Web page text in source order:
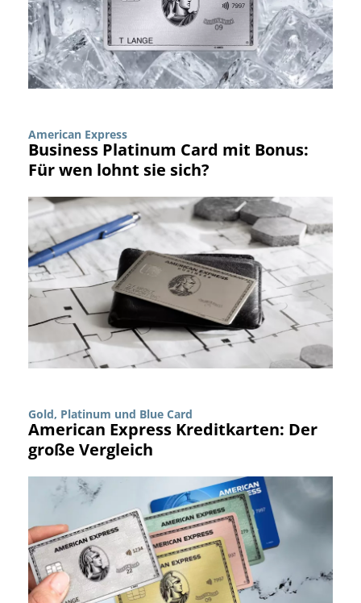
American Express
Business Platinum Card mit Bonus:
Für wen lohnt sie sich?
Gold, Platinum und Blue Card
American Express Kreditkarten: Der
große Vergleich